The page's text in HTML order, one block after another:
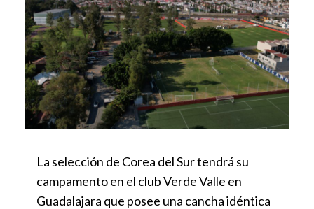
La selección de Corea del Sur tendrá su
campamento en el club Verde Valle en
Guadalajara que posee una cancha idéntica